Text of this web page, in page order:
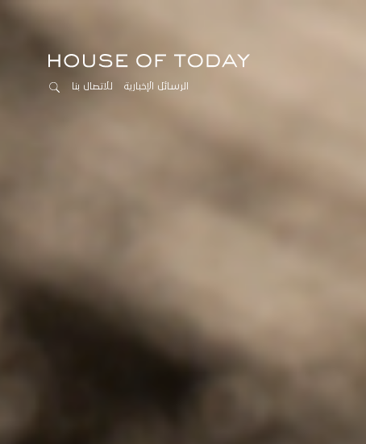
الرسائل الإخبارية للاتصال بنا